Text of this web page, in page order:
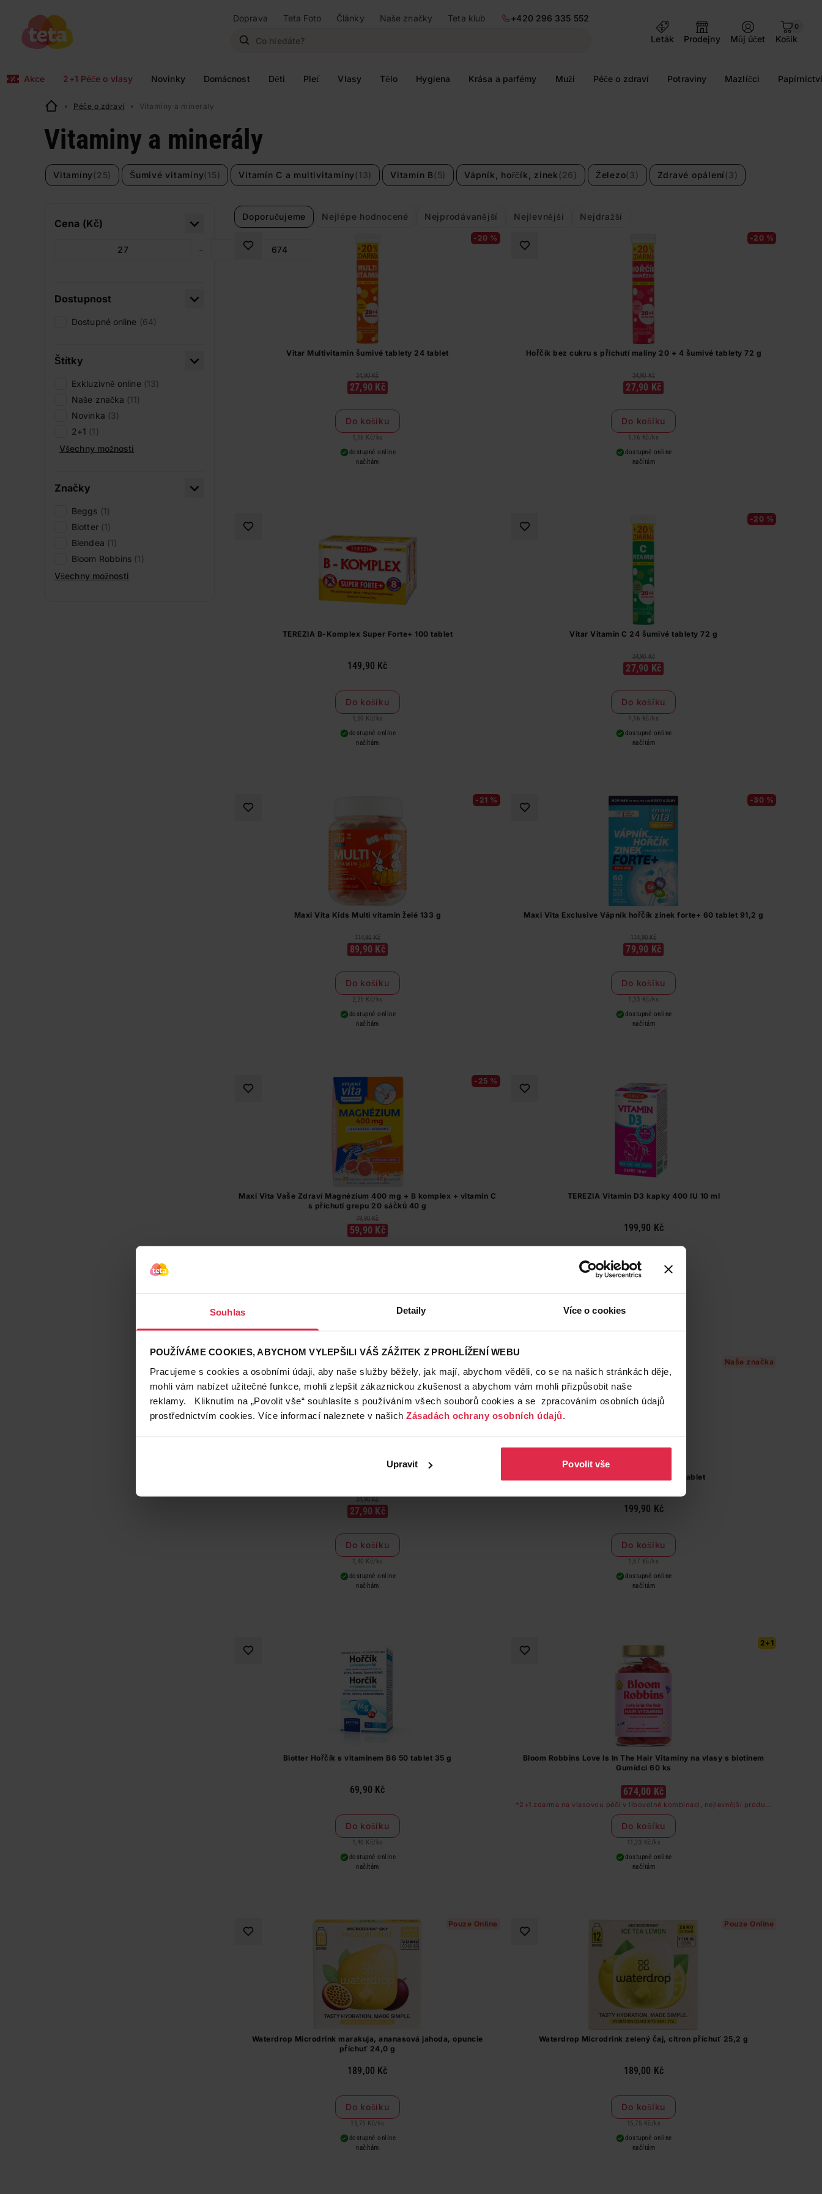
Souhlas Detaily Více o cookies
POUŽÍVÁME COOKIES, ABYCHOM VYLEPŠILI VÁŠ ZÁŽITEK Z PROHLÍŽENÍ WEBU
Pracujeme s cookies a osobními údaji, aby naše služby běžely, jak mají, abychom věděli, co se na našich stránkách děje,
mohli vám nabízet užitečné funkce, mohli zlepšit zákaznickou zkušenost a abychom vám mohli přizpůsobit naše
reklamy. Kliknutím na „Povolit vše“ souhlasíte s používáním všech souborů cookies a se zpracováním osobních údajů
prostřednictvím cookies. Více informací naleznete v našich Zásadách ochrany osobních údajů.
Upravit Povolit vše
Doprava Teta Foto Články Naše značky Teta klub
+420 296 335 552
Leták
Prodejny Můj účet
0
Košík
Akce 2+1 Péče o vlasy Novinky Domácnost Děti Pleť Vlasy Tělo Hygiena Krása a parfémy Muži Péče o zdraví Potraviny Mazlíčci
Péče o zdraví Vitaminy a minerály
Vitaminy a minerály
Vitamíny (25) Šumivé vitamíny(15) Vitamín C a multivitamíny (13) Vitamín B(5) Vápník, hořčík, zinek (26) Železo(3) Zdravé opálení (3)
Cena (Kč)
-
Dostupnost
Dostupné online (64)
Štítky
Exkluzivně online (13)
Naše značka (11)
Novinka (3)
2+1 (1)
Všechny možnosti
Značky
Beggs (1)
Biotter (1)
Blendea (1)
Bloom Robbins (1)
Všechny možnosti
Doporučujeme Nejlépe hodnocené Nejprodávanější Nejlevnější Nejdražší
-20 %
Vitar Multivitamin šumivé tablety 24 tablet
34,90 Kč
27,90 Kč
Do košíku
1,16 Kč/ ks
dostupné online
načítám
-20 %
Hořčík bez cukru s příchutí maliny 20 + 4 šumivé tablety 72 g
34,90 Kč
27,90 Kč
Do košíku
1,16 Kč / ks
dostupné online
načítám
TEREZIA B-Komplex Super Forte+ 100 tablet
149,90 Kč
Do košíku
1,50 Kč/ ks
dostupné online
načítám
-20 %
Vitar Vitamin C 24 šumivé tablety 72 g
34,90 Kč
27,90 Kč
Do košíku
1,16 Kč / ks
dostupné online
načítám
-21 %
Maxi Vita Kids Multi vitamin želé 133 g
114,90 Kč
89,90 Kč
Do košíku
2,25 Kč/ ks
dostupné online
načítám
-30 %
Maxi Vita Exclusive Vápník hořčík zinek forte+ 60 tablet 91,2 g
114,90 Kč
79,90 Kč
Do košíku
1,33 Kč / ks
dostupné online
načítám
-25 %
Maxi Vita Vaše Zdraví Magnézium 400 mg + B komplex + vitamin C
s příchutí grepu 20 sáčků 40 g
79,90 Kč
59,90 Kč
TEREZIA Vitamin D3 kapky 400 IU 10 ml
199,90 Kč
Do košíku
19 990,00 Kč
34,90 Kč
27,90 Kč
Do košíku
1,40 Kč/ ks
dostupné online
načítám
Naše značka
VIX Vitamin C + šípek 120 tablet
199,90 Kč
Do košíku
1,67 Kč / ks
dostupné online
načítám
Biotter Hořčík s vitaminem B6 50 tablet 35 g
69,90 Kč
Do košíku
1,40 Kč/ ks
dostupné online
načítám
2+1
Bloom Robbins Love Is In The Hair Vitamíny na vlasy s biotinem
Gumídci 60 ks
674,00 Kč
*2+1 zdarma na vlasovou péči v libovolné kombinaci, nejlevnější produkt
zdarma. Neplatí na barvy na vlasy a cestovní balení.
Do košíku
11,23 Kč / ks
dostupné online
načítám
Pouze Online
Waterdrop Microdrink marakuja, ananasová jahoda, opuncie
příchuť 24,0 g
189,00 Kč
Do košíku
15,75 Kč/ ks
dostupné online
načítám
Pouze Online
Waterdrop Microdrink zelený čaj, citron příchuť 25,2 g
189,00 Kč
Do košíku
15,75 Kč / ks
dostupné online
načítám